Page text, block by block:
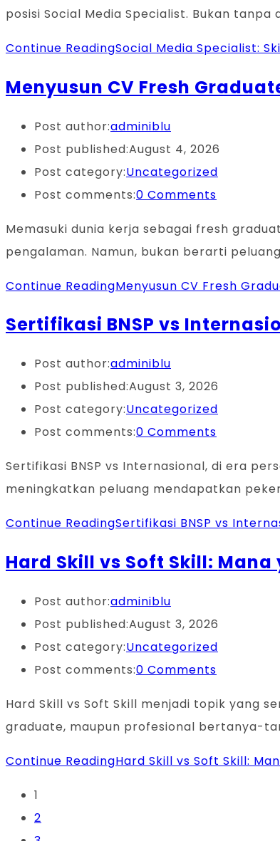
posisi Social Media Specialist. Bukan
Continue ReadingSocial Media Specialist:
Menyusun CV Fresh
Post author:adminiblu
Post published:August 4, 2026
Post category:Uncategorized
Post comments:0 Comments
Memasuki dunia kerja sebagai fresh
pengalaman. Namun, bukan berarti
Continue ReadingMenyusun CV Fresh
Sertifikasi BNSP vs
Post author:adminiblu
Post published:August 3, 2026
Post category:Uncategorized
Post comments:0 Comments
Sertifikasi BNSP vs Internasional, di era
meningkatkan peluang mendapatkan
Continue ReadingSertifikasi BNSP vs
Hard Skill vs Soft Skill:
Post author:adminiblu
Post published:August 3, 2026
Post category:Uncategorized
Post comments:0 Comments
Hard Skill vs Soft Skill menjadi topik yang
graduate, maupun profesional bertanya-
Continue ReadingHard Skill vs Soft Skill:
1
2